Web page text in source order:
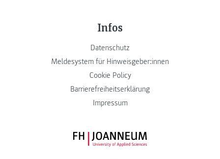
Infos
Datenschutz
Meldesystem für Hinweisgeber:innen
Cookie Policy
Barrierefreiheitserklärung
Impressum
FH JOANNEUM Logo